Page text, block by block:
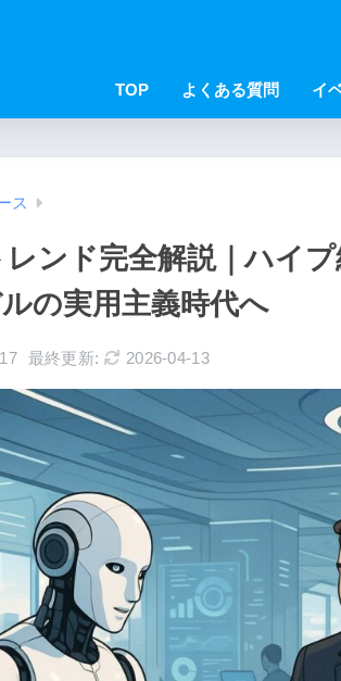
TOP よくある質問 イ
ス
ンド完全解説｜ハイ
の実用主義時代へ
最終更新: 2026-04-13